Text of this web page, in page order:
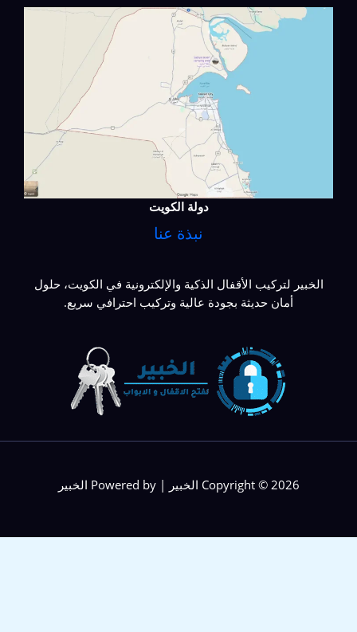
دولة الكويت
نبذة عنا
الخبير لتركيب الأقفال الذكية والإلكترونية في الكويت، حلول
أمان حديثة بجودة عالية وتركيب احترافي سريع.
Copyright © 2026 الخبير | Powered by الخبير